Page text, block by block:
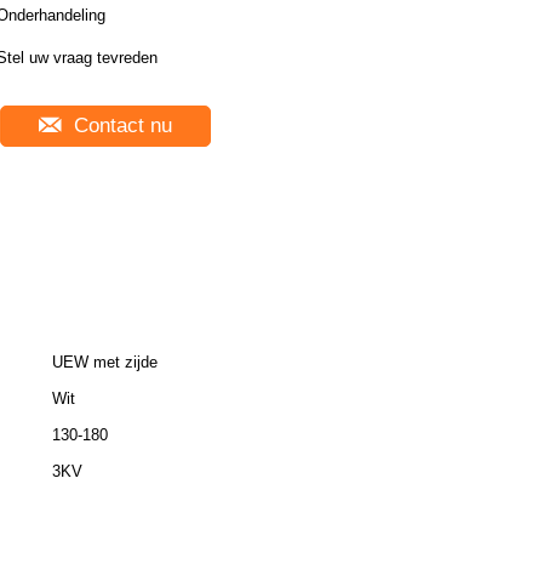
uw vraag tevreden
Contact nu
UEW met zijde
Wit
130-180
3KV